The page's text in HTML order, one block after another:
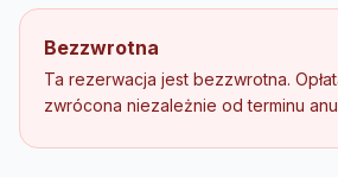
Bezzwrotna
Ta rezerwacja jest bezzwrotna.
zwrócona niezależnie od terminu